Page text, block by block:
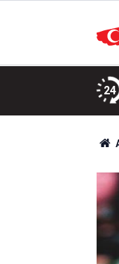
24
zedeleyen